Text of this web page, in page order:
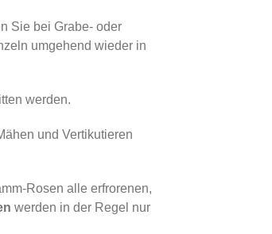
Sie bei Grabe- oder
umgehend wieder in
werden.
und Vertikutieren
Rosen alle erfrorenen,
werden in der Regel nur